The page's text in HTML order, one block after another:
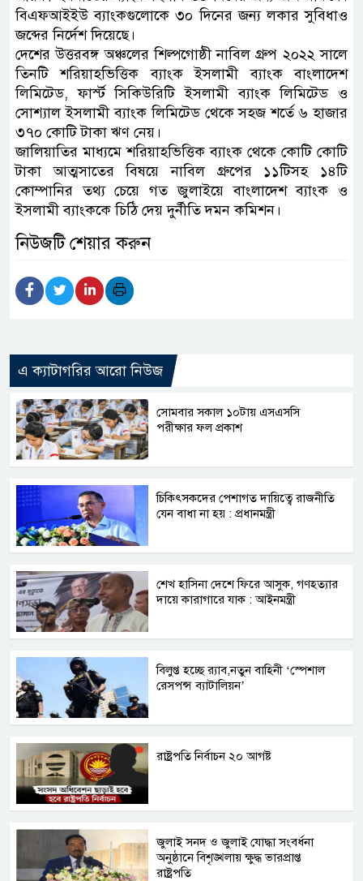
বিএফআইইউ ব্যাংকগুলোকে ৩০ দিনের জন্য লকার সুবিধাও
জব্দের নির্দেশ দিয়েছে।
দেশের উত্তরবঙ্গ অঞ্চলের শিল্পগোষ্ঠী নাবিল গ্রুপ ২০২২ সালে
তিনটি শরিয়াহভিত্তিক ব্যাংক ইসলামী ব্যাংক বাংলাদেশ
লিমিটেড, ফার্স্ট সিকিউরিটি ইসলামী ব্যাংক লিমিটেড ও
সোশ্যাল ইসলামী ব্যাংক লিমিটেড থেকে সহজ শর্তে ৬ হাজার
৩৭০ কোটি টাকা ঋণ নেয়।
জালিয়াতির মাধ্যমে শরিয়াহভিত্তিক ব্যাংক থেকে কোটি কোটি
টাকা আত্মসাতের বিষয়ে নাবিল গ্রুপের ১১টিসহ ১৪টি
কোম্পানির তথ্য চেয়ে গত জুলাইয়ে বাংলাদেশ ব্যাংক ও
ইসলামী ব্যাংককে চিঠি দেয় দুর্নীতি দমন কমিশন।
নিউজটি শেয়ার করুন
এ ক্যাটাগরির আরো নিউজ
সোমবার সকাল ১০টায় এসএসসি
পরীক্ষার ফল প্রকাশ
চিকিৎসকদের পেশাগত দায়িত্বে রাজনীতি
যেন বাধা না হয় : প্রধানমন্ত্রী
শেখ হাসিনা দেশে ফিরে আসুক, গণহত্যার
দায়ে কারাগারে যাক : আইনমন্ত্রী
বিলুপ্ত হচ্ছে র‍্যাব,নতুন বাহিনী ‘স্পেশাল
রেসপন্স ব্যাটালিয়ন’
রাষ্ট্রপতি নির্বাচন ২০ আগষ্ট
জুলাই সনদ ও জুলাই যোদ্ধা সংবর্ধনা
অনুষ্ঠানে বিশৃঙ্খলায় ক্ষুদ্ধ ভারপ্রাপ্ত
রাষ্ট্রপতি